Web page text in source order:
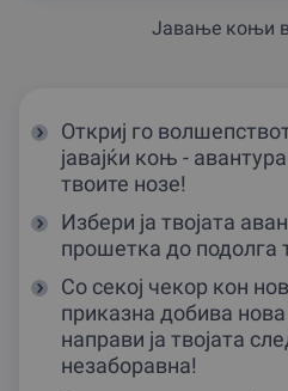
Jавање коњи
Откриј го
јавајќи коњ -
твоите нозе!
Избери ја твојата
прошетка до подолга
Со секој чекор кон
приказна добива
направи ја твојата
незаборавна!